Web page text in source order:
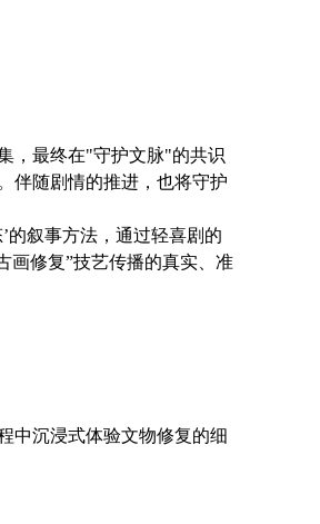
，最终在"守护文脉"的共识
伴随剧情的推进，也将守护
的叙事方法，通过轻喜剧的
画修复”技艺传播的真实、准
中沉浸式体验文物修复的细